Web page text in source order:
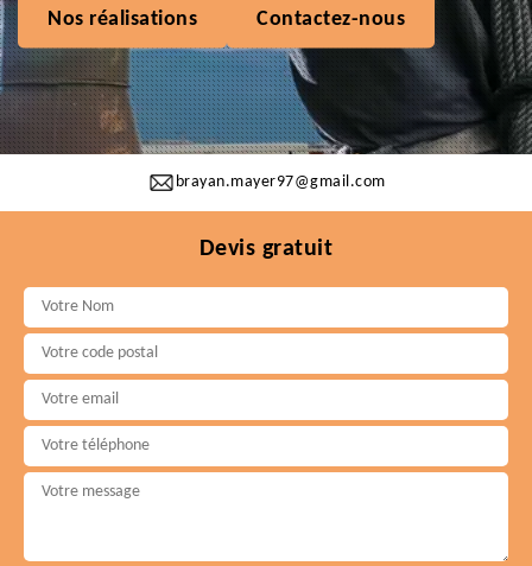
brayan.mayer97@gmail.com
Nos réalisations Contactez-nous
Devis gratuit